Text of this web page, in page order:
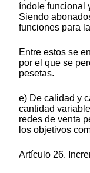
índole funcional
Siendo
funciones para
Entre estos se
por el que se
pesetas.
e) De calidad y
cantidad
redes de venta
los objetivos
Artículo 26.